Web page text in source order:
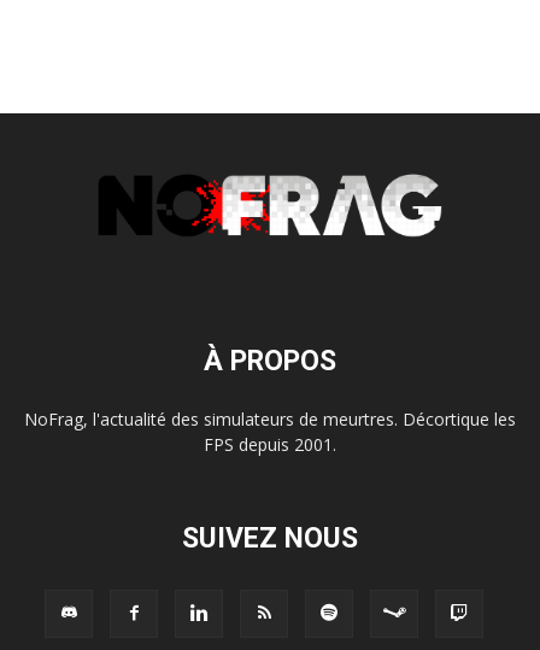
À PROPOS
NoFrag, l'actualité des simulateurs de meurtres. Décortique les
FPS depuis 2001.
SUIVEZ NOUS